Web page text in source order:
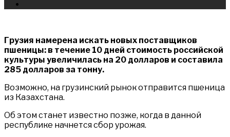
Грузия намерена искать новых поставщиков
пшеницы: в течение 10 дней стоимость российской
культуры увеличилась на 20 долларов и составила
285 долларов за тонну.
Возможно, на грузинский рынок отправится пшеница
из Казахстана.
Об этом станет известно позже, когда в данной
республике начнется сбор урожая.